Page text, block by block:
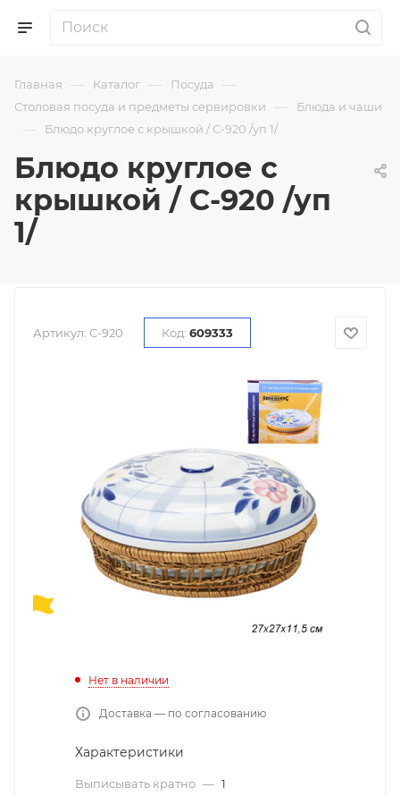
Главная — Каталог — Посуда —
Столовая посуда и предметы сервировки — Блюда и чаши
— Блюдо круглое с крышкой / С-920 /уп 1/
Блюдо круглое с
крышкой / С-920 /уп
1/
Артикул: С-920 Код: 609333
Нет в наличии
Доставка — по согласованию
Характеристики
Выписывать кратно — 1